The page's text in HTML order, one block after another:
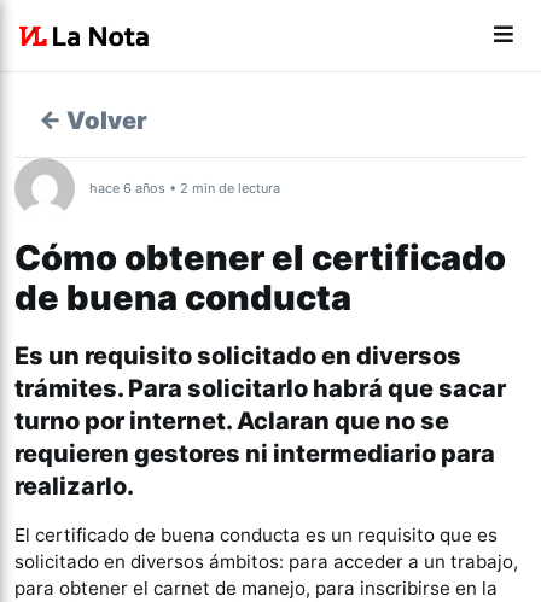
← Volver
hace 6 años • 2 min de lectura
Cómo obtener el certificado
de buena conducta
Es un requisito solicitado en diversos
trámites. Para solicitarlo habrá que sacar
turno por internet. Aclaran que no se
requieren gestores ni intermediario para
realizarlo.
El certificado de buena conducta es un requisito que es
solicitado en diversos ámbitos: para acceder a un trabajo,
para obtener el carnet de manejo, para inscribirse en la